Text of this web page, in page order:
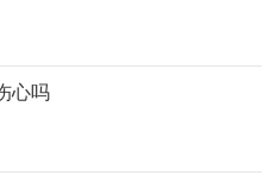
心吗